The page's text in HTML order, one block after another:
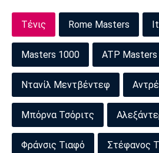
Τένις Rome Masters
Masters 1000 ATP
Ντανίλ Μεντβέντεφ
Μπόρνα Τσόριτς
Φράνσις Τιαφό Στέφανος